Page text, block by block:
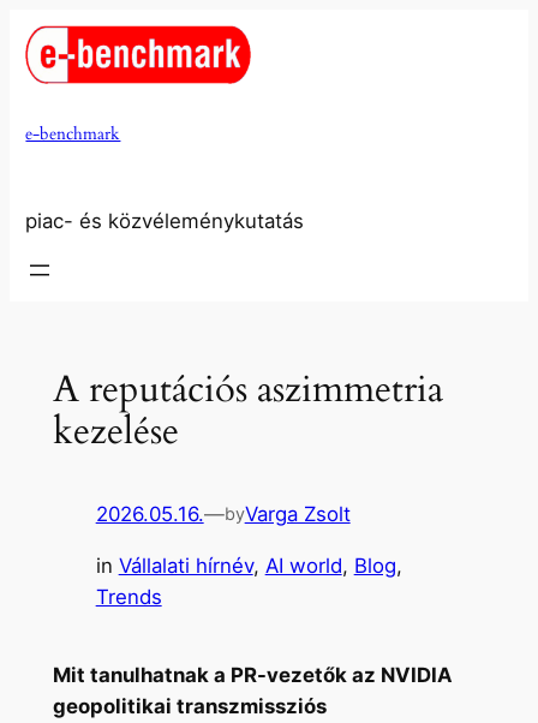
Ugrás
tartalomhoz
e-benchmark
piac- és közvéleménykutatás
A reputációs aszimmetria
kezelése
2026.05.16.—byVarga Zsolt
in Vállalati hírnév, AI world, Blog
Trends
Mit tanulhatnak a PR-vezetők az NVIDIA
geopolitikai transzmissziós